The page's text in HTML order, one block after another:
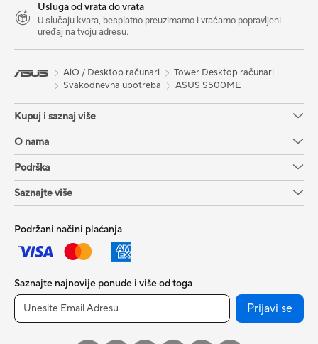
Usluga od vrata do vrata
U slučaju kvara, besplatno preuzimamo i vraćamo popravljeni
uređaj na tvoju adresu.
AiO / Desktop računari
Tower Desktop računari
Svakodnevna upotreba
ASUS S500ME
Kupuj i saznaj više
O nama
Podrška
Saznajte više
Podržani načini plaćanja
Saznajte najnovije ponude i više od toga
Prijavi se